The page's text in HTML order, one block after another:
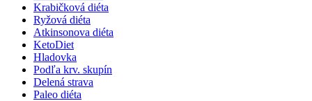
Krabičková diéta
Ryžová diéta
Atkinsonova diéta
KetoDiet
Hladovka
Podľa krv. skupín
Delená strava
Paleo diéta